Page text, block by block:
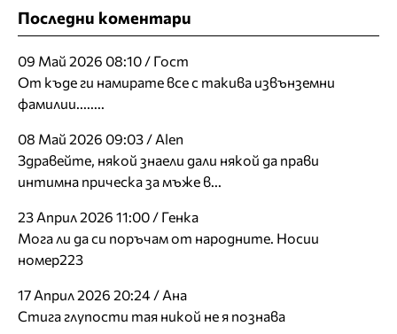
Последни коментари
09 Май 2026 08:10 / Гост
От къде ги намирате все с такива извънземни
фамилии........
08 Май 2026 09:03 / Alen
Здравейте, някой знаели дали някой да прави
интимна прическа за мъже в...
23 Април 2026 11:00 / Генка
Мога ли да си поръчам от народните. Носии
номер223
17 Април 2026 20:24 / Ана
Стига глупости тая никой не я познава